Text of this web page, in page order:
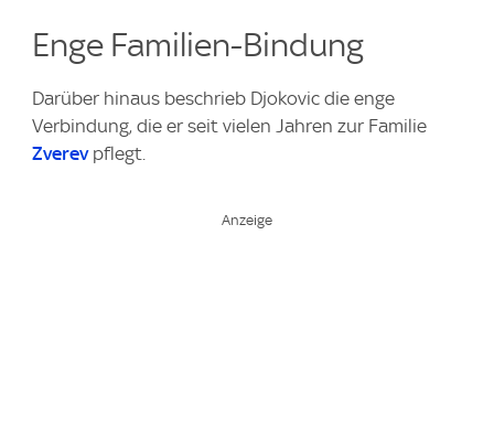
Enge Familien-Bindung
Darüber hinaus beschrieb Djokovic die enge
Verbindung, die er seit vielen Jahren zur Familie
Zverevpflegt.